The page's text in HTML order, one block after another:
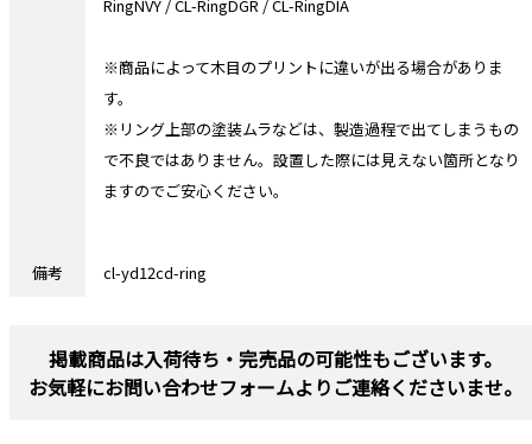
RingNVY / CL-RingDGR / CL-RingDIA
※商品によって木目のプリントに違いが出る場合がありま
す。
※リング上部の塗装ムラなどは、製造過程で出てしまうもの
で不良ではありません。設置した際には見えない箇所となり
ますのでご安心ください。
備考 cl-yd12cd-ring
掲載商品は入荷待ち・完売品の可能性もございます。
お気軽にお問い合わせフォームよりご連絡くださいませ。